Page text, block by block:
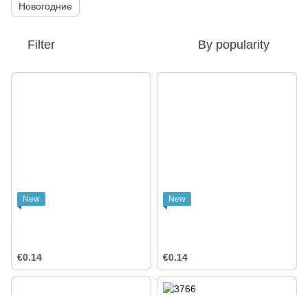
Новогодние
Filter By popularity
New
€0.14
New
€0.14